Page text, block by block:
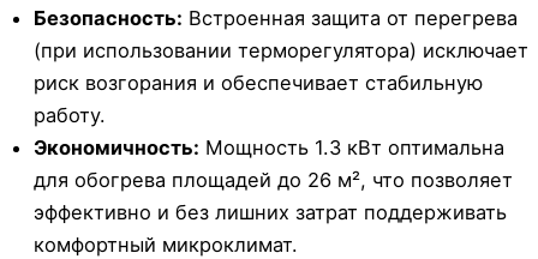
Безопасность: Встроенная защита от перегрева
(при использовании терморегулятора) исключает
риск возгорания и обеспечивает стабильную
работу.
Экономичность: Мощность 1.3 кВт оптимальна
для обогрева площадей до 26 м², что позволяет
эффективно и без лишних затрат поддерживать
комфортный микроклимат.